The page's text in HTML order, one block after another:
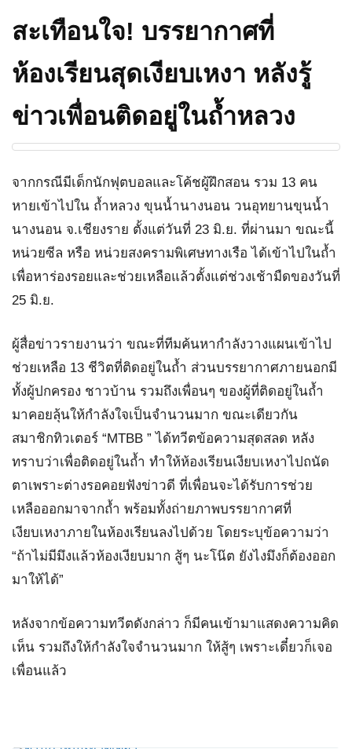
สะเทือนใจ! บรรยากาศที่
ห้องเรียนสุดเงียบเหงา หลังรู้
ข่าวเพื่อนติดอยู่ในถ้ำหลวง
จากกรณีมีเด็กนักฟุตบอลและโค้ชผู้ฝึกสอน รวม 13 คน
หายเข้าไปใน ถ้ำหลวง ขุนน้ำนางนอน วนอุทยานขุนน้ำ
นางนอน จ.เชียงราย ตั้งแต่วันที่ 23 มิ.ย. ที่ผ่านมา ขณะนี้
หน่วยซีล หรือ หน่วยสงครามพิเศษทางเรือ ได้เข้าไปในถ้ำ
เพื่อหาร่องรอยและช่วยเหลือแล้วตั้งแต่ช่วงเช้ามืดของวันที่
25 มิ.ย.
ผู้สื่อข่าวรายงานว่า ขณะที่ทีมค้นหากำลังวางแผนเข้าไป
ช่วยเหลือ 13 ชีวิตที่ติดอยู่ในถ้ำ ส่วนบรรยากาศภายนอกมี
ทั้งผู้ปกครอง ชาวบ้าน รวมถึงเพื่อนๆ ของผู้ที่ติดอยู่ในถ้ำ
มาคอยลุ้นให้กำลังใจเป็นจำนวนมาก ขณะเดียวกัน
สมาชิกทิวเตอร์ “MTBB ” ได้ทวีตข้อความสุดสลด หลัง
ทราบว่าเพื่อติดอยู่ในถ้ำ ทำให้ห้องเรียนเงียบเหงาไปถนัด
ตาเพราะต่างรอคอยฟังข่าวดี ที่เพื่อนจะได้รับการช่วย
เหลือออกมาจากถ้ำ พร้อมทั้งถ่ายภาพบรรยากาศที่
เงียบเหงาภายในห้องเรียนลงไปด้วย โดยระบุข้อความว่า
“ถ้าไม่มีมึงแล้วห้องเงียบมาก สู้ๆ นะโน๊ต ยังไงมึงก็ต้องออก
มาให้ได้”
หลังจากข้อความทวีตดังกล่าว ก็มีคนเข้ามาแสดงความคิด
เห็น รวมถึงให้กำลังใจจำนวนมาก ให้สู้ๆ เพราะเดี๋ยวก็เจอ
เพื่อนแล้ว